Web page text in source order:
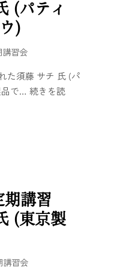
(パティ
)
講習会
た須藤 サチ 氏 (パ
で… 続きを読
期講習
(東京製
講習会